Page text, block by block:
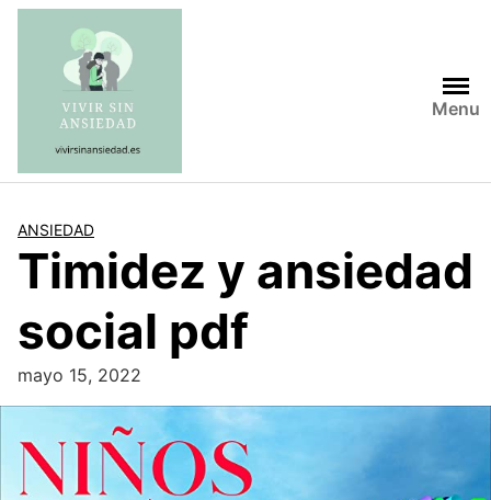
Saltar
contenido
Menu
ANSIEDAD
Timidez y ansiedad
social pdf
mayo 15, 2022